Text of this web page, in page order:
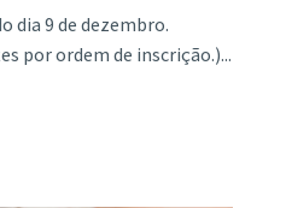
dia 9 de dezembro.
por ordem de inscrição.)...